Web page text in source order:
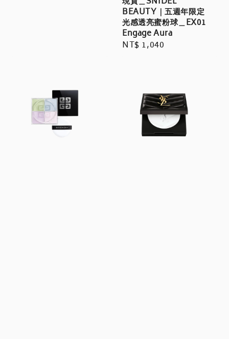
BEAUTY｜五週年限定
光感透亮蜜粉球＿EX01
Engage Aura
Regular
NT$ 1,040